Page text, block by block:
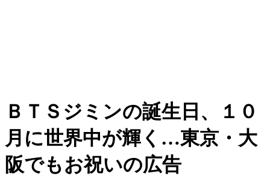
ＢＴＳジミンの誕生日、１０
月に世界中が輝く…東京・大
阪でもお祝いの広告